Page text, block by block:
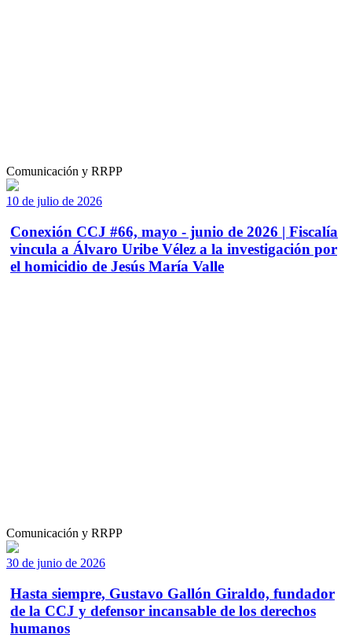
Comunicación y RRPP
10 de julio de 2026
Conexión CCJ #66, mayo - junio de 2026 | Fiscalía
vincula a Álvaro Uribe Vélez a la investigación por
el homicidio de Jesús María Valle
Comunicación y RRPP
30 de junio de 2026
Hasta siempre, Gustavo Gallón Giraldo, fundador
de la CCJ y defensor incansable de los derechos
humanos